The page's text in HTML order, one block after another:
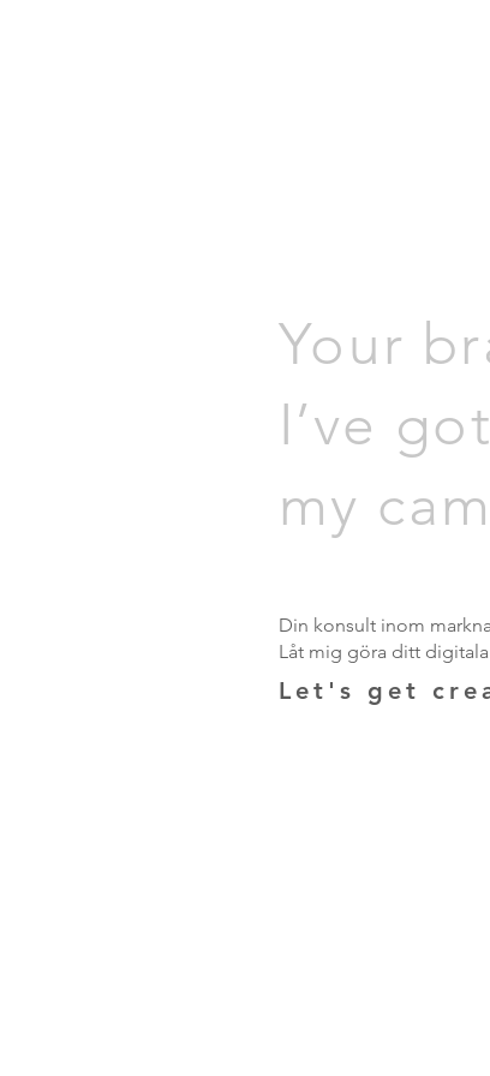
Your
I’ve
my
Din konsult inom
Låt mig göra ditt
Let's get